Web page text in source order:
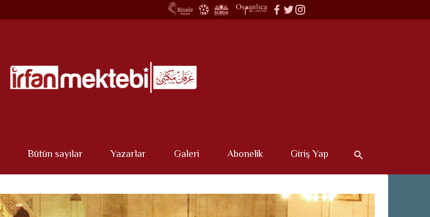
Bütün sayılar Yazarlar Galeri Abonelik Giriş Yap